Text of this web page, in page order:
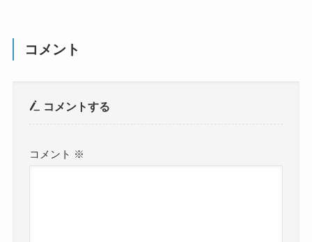
コメント
コメントする
コメント ※